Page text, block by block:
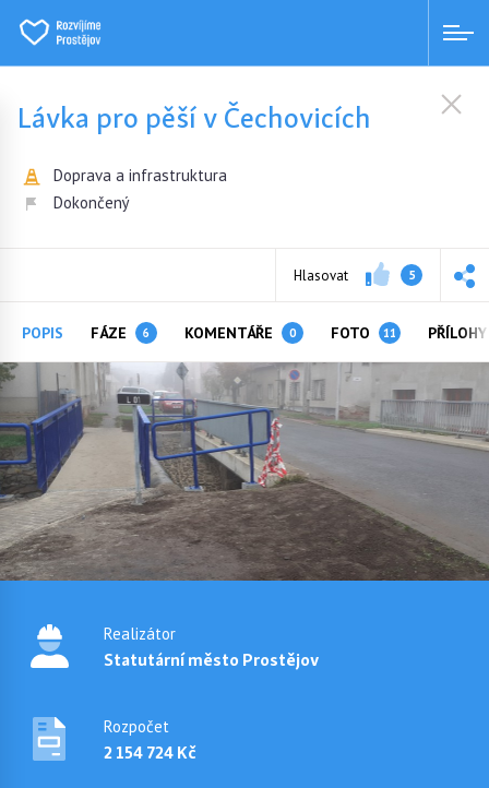
Lávka pro pěší v Čechovicích
Doprava a infrastruktura
Dokončený
Hlasovat 5
POPIS FÁZE 6 KOMENTÁŘE 0 FOTO 11
Realizátor
Statutární město Prostějov
Rozpočet
2 154 724 Kč